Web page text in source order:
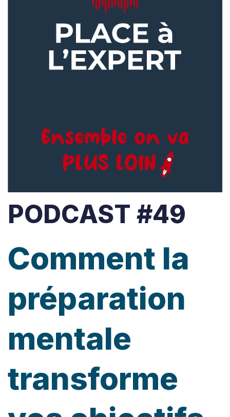
PODCAST #49
Comment la
préparation
mentale
transforme